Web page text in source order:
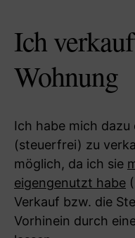
Ich
Wohnung
Ich habe mich
(steuerfrei) zu
möglich, da ich sie
eigengenutzt habe
Verkauf bzw. die
Vorhinein durch